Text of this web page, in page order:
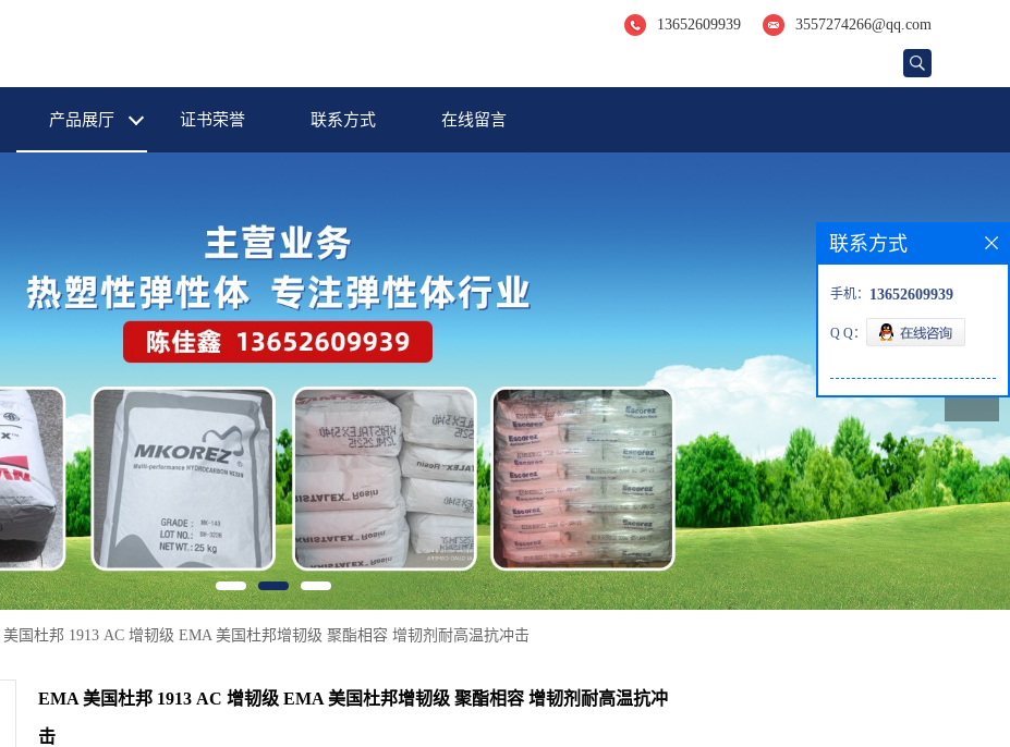
13652609939 3557274266@qq.com
产品展厅 证书荣誉 联系方式 在线留言
美国杜邦 1913 AC 增韧级 EMA 美国杜邦增韧级 聚酯相容 增韧剂耐高温抗冲击
EMA 美国杜邦 1913 AC 增韧级 EMA 美国杜邦增韧级 聚酯相容 增韧剂耐高温抗冲
击
联系方式
手机： 13652609939
Q Q：